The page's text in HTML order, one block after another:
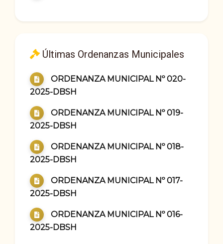
Últimas Ordenanzas Municipales
ORDENANZA MUNICIPAL Nº 020-
2025-DBSH
ORDENANZA MUNICIPAL Nº 019-
2025-DBSH
ORDENANZA MUNICIPAL Nº 018-
2025-DBSH
ORDENANZA MUNICIPAL Nº 017-
2025-DBSH
ORDENANZA MUNICIPAL Nº 016-
2025-DBSH